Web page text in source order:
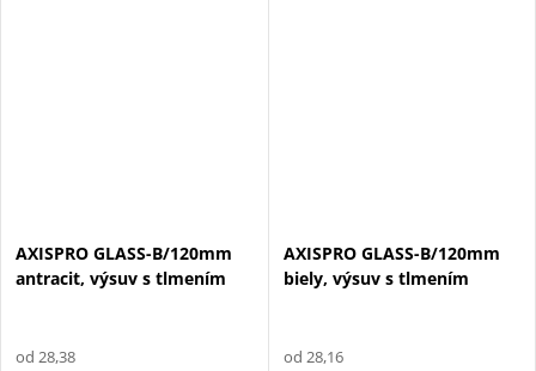
AXISPRO GLASS-B/120mm
antracit, výsuv s tlmením
od 28,38
AXISPRO GLASS-B/120mm
biely, výsuv s tlmením
od 28,16